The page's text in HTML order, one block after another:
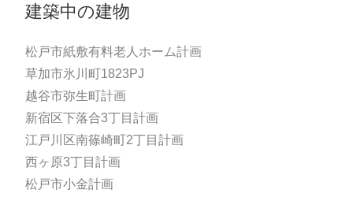
建築中の建物
松戸市紙敷有料老人ホーム計画
草加市氷川町1823PJ
越谷市弥生町計画
新宿区下落合3丁目計画
江戸川区南篠崎町2丁目計画
西ヶ原3丁目計画
松戸市小金計画